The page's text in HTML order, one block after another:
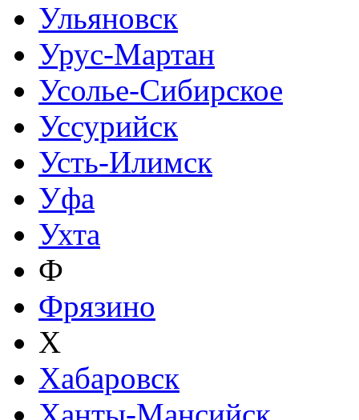
Ульяновск
Урус-Мартан
Усолье-Сибирское
Уссурийск
Усть-Илимск
Уфа
Ухта
Ф
Фрязино
Х
Хабаровск